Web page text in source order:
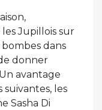
Jupillois sur
dans
donner
avantage
suivantes, les
Sasha Di